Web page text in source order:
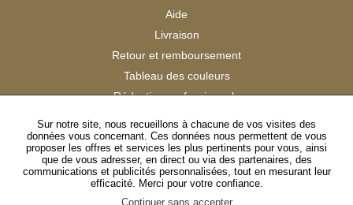
Aide
Livraison
Retour et remboursement
Tableau des couleurs
Réduction professionnels
Satisfaction Clients
SUIVEZ-NOUS
Sur notre site, nous recueillons à chacune de vos visites des
données vous concernant. Ces données nous permettent de vous
proposer les offres et services les plus pertinents pour vous, ainsi
que de vous adresser, en direct ou via des partenaires, des
communications et publicités personnalisées, tout en mesurant leur
efficacité. Merci pour votre confiance.
Continuer sans accepter